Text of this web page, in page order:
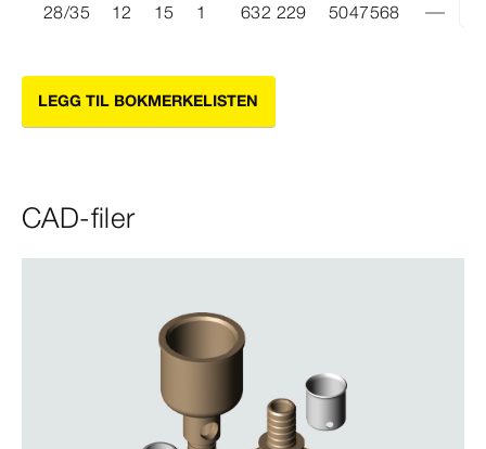
28/35 12 15 1 632 229 5047568
LEGG TIL BOKMERKELISTEN
CAD-filer